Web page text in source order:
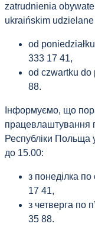
zatrudnienia
ukraińskim
od
333 17 41,
od czwartku do
88.
Інформуємо, що
працевлаштування
Республіки Польща
до 15.00:
з понеділка
17 41,
з четверга по
35 88.